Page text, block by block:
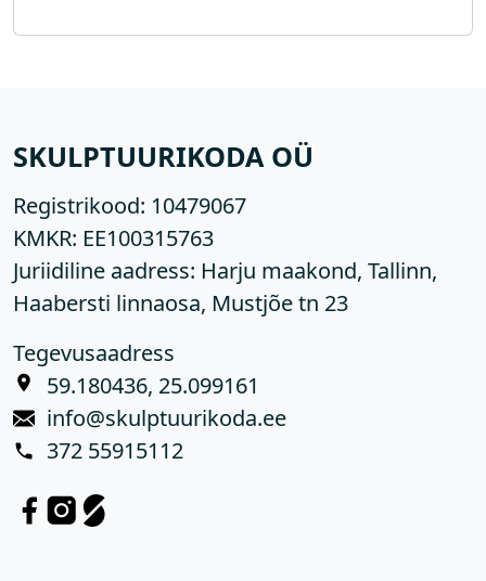
SKULPTUURIKODA OÜ
Registrikood: 10479067
KMKR: EE100315763
Juriidiline aadress: Harju maakond, Tallinn,
Haabersti linnaosa, Mustjõe tn 23
Tegevusaadress
59.180436, 25.099161
info@skulptuurikoda.ee
372 55915112